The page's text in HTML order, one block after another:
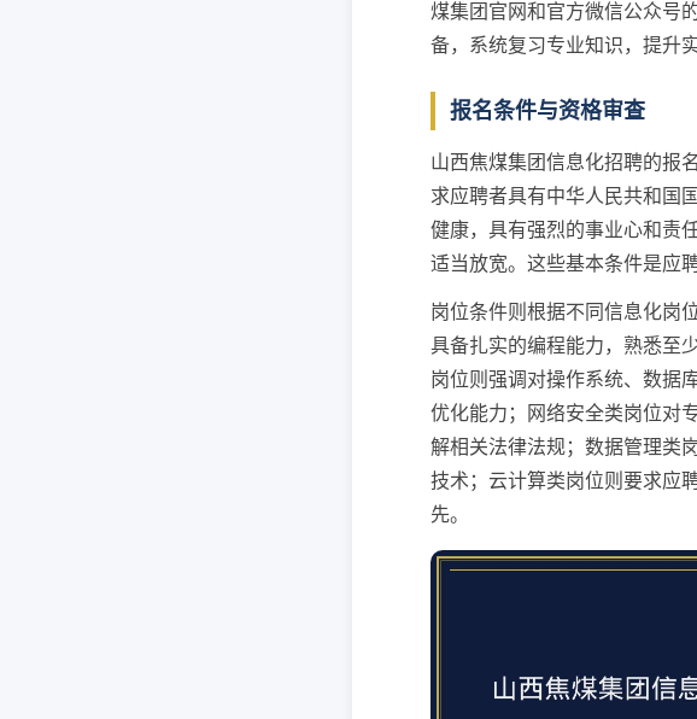
煤集团官网和官方微信公众号
备，系统复习专业知识，提升
报名条件与资格审查
山西焦煤集团信息化招聘的报
求应聘者具有中华人民共和国
健康，具有强烈的事业心和责
适当放宽。这些基本条件是应
岗位条件则根据不同信息化岗
具备扎实的编程能力，熟悉至
岗位则强调对操作系统、数据
优化能力；网络安全类岗位对
解相关法律法规；数据管理类
技术；云计算类岗位则要求应
先。